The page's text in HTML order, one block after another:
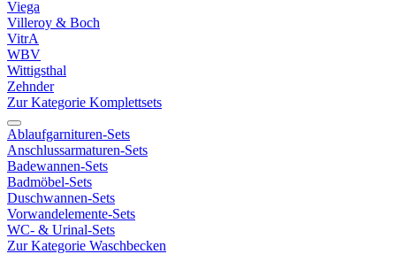
Viega
Villeroy & Boch
VitrA
WBV
Wittigsthal
Zehnder
Zur Kategorie Komplettsets
Ablaufgarnituren-Sets
Anschlussarmaturen-Sets
Badewannen-Sets
Badmöbel-Sets
Duschwannen-Sets
Vorwandelemente-Sets
WC- & Urinal-Sets
Zur Kategorie Waschbecken